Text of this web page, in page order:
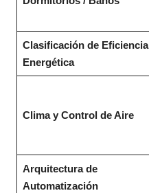
Clasificación de Eficiencia
Energética
Clima y Control de Aire
Arquitectura de
Automatización